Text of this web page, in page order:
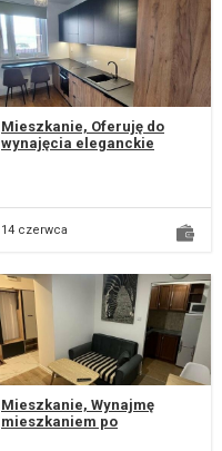
Mieszkanie, Oferuję do
wynajęcia eleganckie
14 czerwca
Mieszkanie, Wynajmę
mieszkaniem po